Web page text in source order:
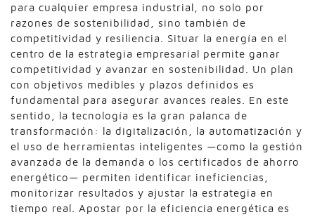
para cualquier empresa industrial, no solo por
razones de sostenibilidad, sino también de
competitividad y resiliencia. Situar la energía en el
centro de la estrategia empresarial permite ganar
competitividad y avanzar en sostenibilidad. Un plan
con objetivos medibles y plazos definidos es
fundamental para asegurar avances reales. En este
sentido, la tecnología es la gran palanca de
transformación: la digitalización, la automatización y
el uso de herramientas inteligentes —como la gestión
avanzada de la demanda o los certificados de ahorro
energético— permiten identificar ineficiencias,
monitorizar resultados y ajustar la estrategia en
tiempo real. Apostar por la eficiencia energética es